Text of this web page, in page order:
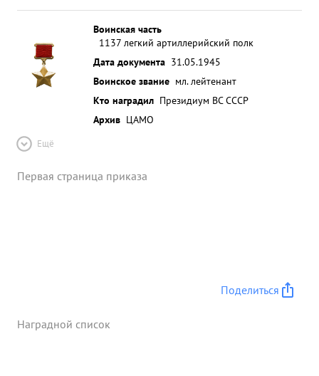
Воинская часть
1137 легкий артиллерийский полк
Дата документа 31.05.1945
Воинское звание мл. лейтенант
Кто наградил Президиум ВС СССР
Архив ЦАМО
Ещё
Первая страница приказа
Поделиться
Наградной список